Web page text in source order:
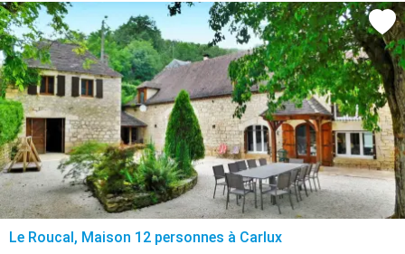
Le Roucal, Maison 12 personnes à Carlux